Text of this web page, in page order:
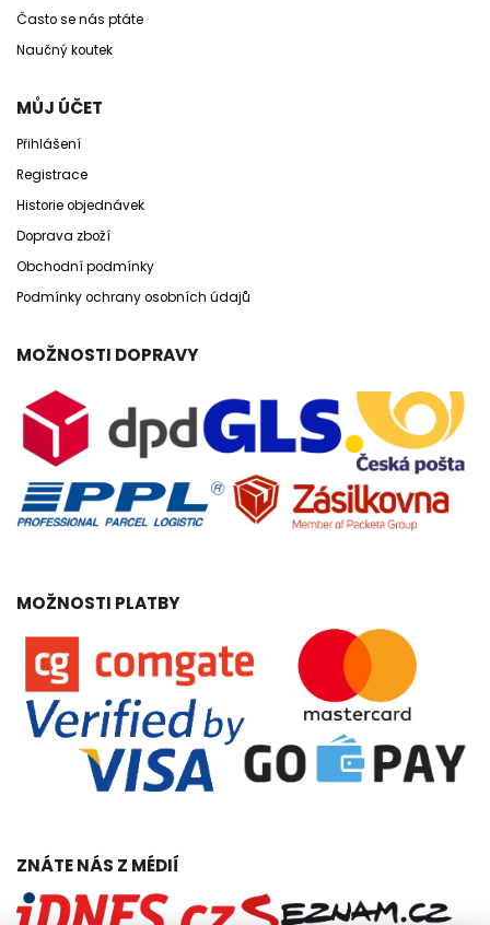
Často se nás ptáte
Naučný koutek
MŮJ ÚČET
Přihlášení
Registrace
Historie objednávek
Doprava zboží
Obchodní podmínky
Podmínky ochrany osobních údajů
MOŽNOSTI DOPRAVY
MOŽNOSTI PLATBY
ZNÁTE NÁS Z MÉDIÍ